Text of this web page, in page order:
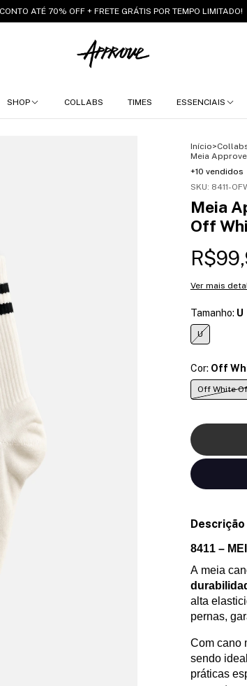
ATÉ 70% OFF + FRETE GRÁTIS POR TEMPO LIMITADO!
SHOP COLLABS TIMES ESSENCIAIS
Início>
Meia
+10 vendidos
SKU: 8411-
Meia
Off
Ver mais
Tamanho: U
U
Cor: Off
Off White
Descrição
8411 –
A meia
alta
pernas,
Com cano
sendo
práticas